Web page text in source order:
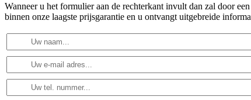
Wanneer u het formulier aan de rechterkant invult dan zal door
binnen onze laagste prijsgarantie en u ontvangt uitgebreide